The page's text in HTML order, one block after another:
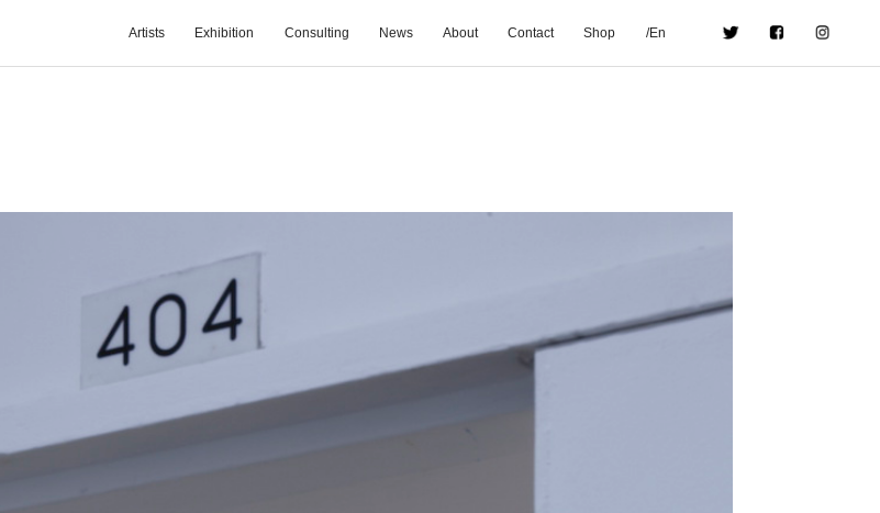
Artists Exhibition Consulting News About Contact Shop /En